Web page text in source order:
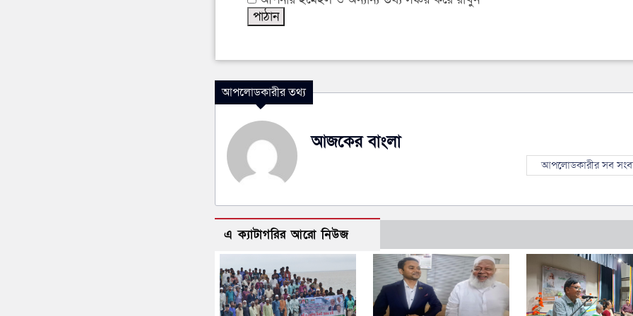
আপলোডকারীর তথ্য
আজকের বাংলা
আপলোডকারীর সব
এ ক্যাটাগরির আরো নিউজ